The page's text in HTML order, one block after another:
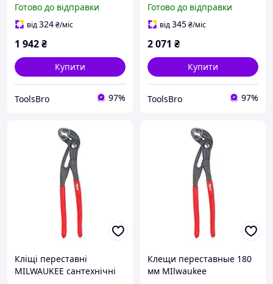
Готово до відправки
від324₴/міс
1 942₴
Купити
ToolsBro 97%
Готово до відправки
від345₴/міс
2 071 ₴
Купити
ToolsBro 97%
Кліщі переставні
MILWAUKEE сантехнічні
Клещи переставные 180
мм MIlwaukee